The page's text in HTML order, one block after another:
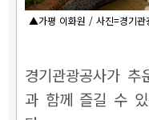
▲가평 이화원 / 사진=경기관
경기관광공사가
과 함께 즐길 수